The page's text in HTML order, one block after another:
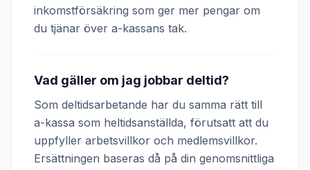
inkomstförsäkring som ger mer pengar om
du tjänar över a-kassans tak.
Vad gäller om jag jobbar deltid?
Som deltidsarbetande har du samma rätt till
a-kassa som heltidsanställda, förutsatt att du
uppfyller arbetsvillkor och medlemsvillkor.
Ersättningen baseras då på din genomsnittliga